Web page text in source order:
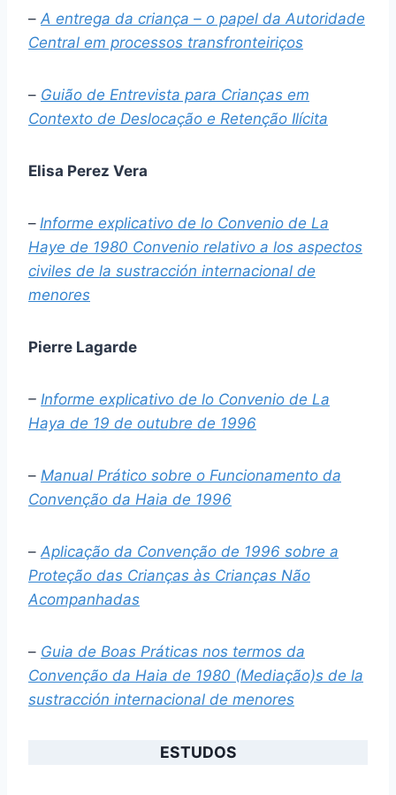
– A entrega da criança – o papel da Autoridade
Central em processos transfronteiriços
– Guião de Entrevista para Crianças em
Contexto de Deslocação e Retenção Ilícita
Elisa Perez Vera
– Informe explicativo de lo Convenio de La
Haye de 1980 Convenio relativo a los aspectos
civiles de la sustracción internacional de
menores
Pierre Lagarde
– Informe explicativo de lo Convenio de La
Haya de 19 de outubre de 1996
– Manual Prático sobre o Funcionamento da
Convenção da Haia de 1996
– Aplicação da Convenção de 1996 sobre a
Proteção das Crianças às Crianças Não
Acompanhadas
– Guia de Boas Práticas nos termos da
Convenção da Haia de 1980 (Mediação)s de la
sustracción internacional de menores
ESTUDOS